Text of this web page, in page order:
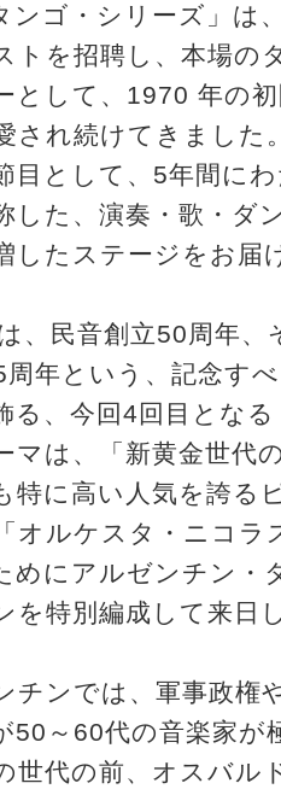
ゴ・シリーズ」は
トを招聘し、本場の
として、1970 年の
され続けてきました
目として、5年間に
した、演奏・歌・ダ
したステージをお届
、民音創立50周年、
周年という、記念す
る、今回4回目とな
マは、「新黄金世代
特に高い人気を誇る
オルケスタ・ニコラ
めにアルゼンチン・
を特別編成して来日
ンでは、軍事政権
50～60代の音楽家が
世代の前、オスバル